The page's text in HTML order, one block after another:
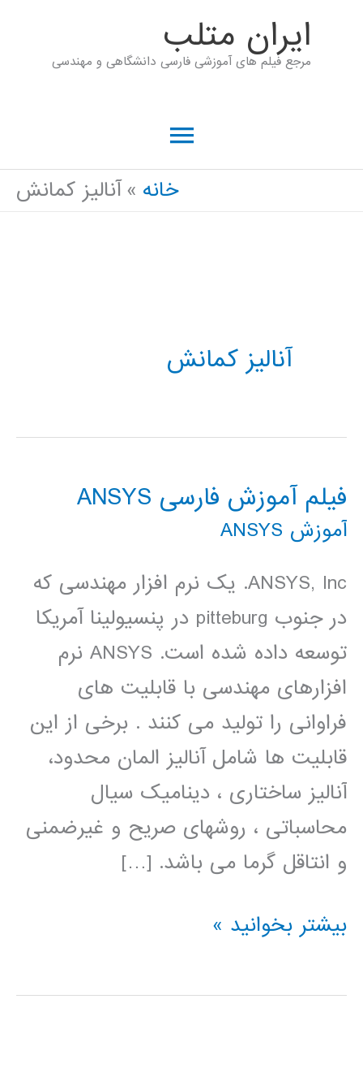
ايران متلب
مرجع فیلم های آموزشی فارسی دانشگاهی و مهندسی
فهرست
اصلی
خانه آنالیز کمانش
آنالیز کمانش
فیلم آموزش فارسی ANSYS
آموزش ANSYS
ANSYS, Inc. یک نرم افزار مهندسی که
در جنوب pitteburg در پنسیولینا آمریکا
توسعه داده شده است. ANSYS نرم
افزارهای مهندسی با قابلیت های
فراوانی را تولید می کنند . برخی از این
قابلیت ها شامل آنالیز المان محدود،
آنالیز ساختاری ، دینامیک سیال
محاسباتی ، روشهای صریح و غیرضمنی
و انتاقل گرما می باشد. […]
فیلم
فارسی
بیشتر بخوانید »